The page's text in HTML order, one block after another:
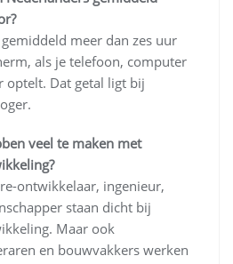
meer dan zes uur
als je telefoon, computer
optelt. Dat getal ligt bij
veel te maken met
ontwikkelaar, ingenieur,
staan dicht bij
Maar ook
en bouwvakkers werken